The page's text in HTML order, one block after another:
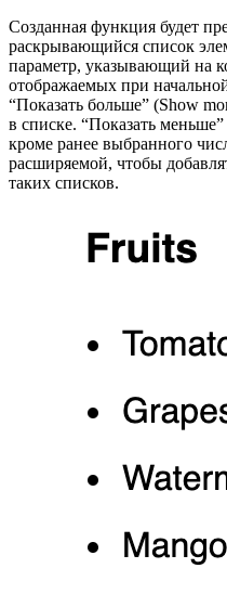
Созданная функция будет
раскрывающийся список
параметр, указывающий на
отображаемых при
“Показать больше” (Show
в списке. “Показать
кроме ранее выбранного
расширяемой, чтобы
таких списков.